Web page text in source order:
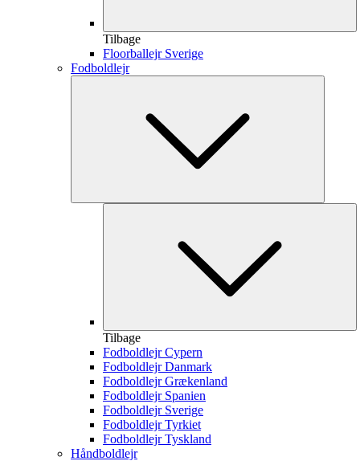
Tilbage
Floorballejr Sverige
Fodboldlejr
Tilbage
Fodboldlejr Cypern
Fodboldlejr Danmark
Fodboldlejr Grækenland
Fodboldlejr Spanien
Fodboldlejr Sverige
Fodboldlejr Tyrkiet
Fodboldlejr Tyskland
Håndboldlejr